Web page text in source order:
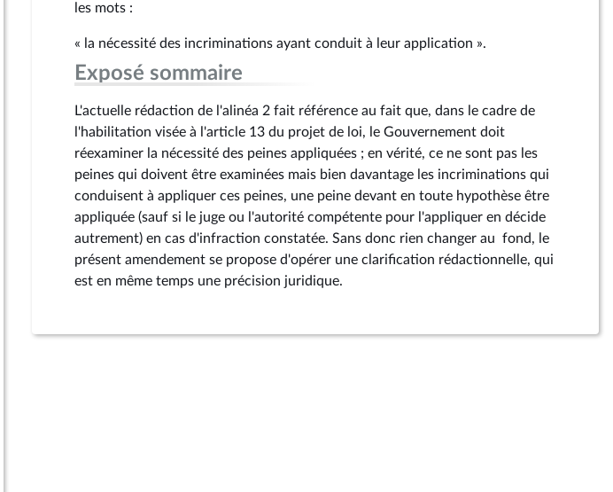
26 avril 2024
26 avril 2024
26 avril 2024
26 avril 2024
26 avril 2024
26 avril 2024
26 avril 2024
les mots :
« la nécessité des incriminations ayant conduit à leur application ».
Exposé sommaire
L'actuelle rédaction de l'alinéa 2 fait référence au fait que, dans le cadre de
l'habilitation visée à l'article 13 du projet de loi, le Gouvernement doit
réexaminer la nécessité des peines appliquées ; en vérité, ce ne sont pas les
peines qui doivent être examinées mais bien davantage les incriminations qui
conduisent à appliquer ces peines, une peine devant en toute hypothèse être
appliquée (sauf si le juge ou l'autorité compétente pour l'appliquer en décide
autrement) en cas d'infraction constatée. Sans donc rien changer au fond, le
présent amendement se propose d'opérer une clarification rédactionnelle, qui
est en même temps une précision juridique.